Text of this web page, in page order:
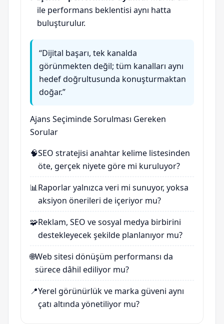
ile performans beklentisi aynı hatta
buluşturulur.
“Dijital başarı, tek kanalda
görünmekten değil; tüm kanalları aynı
hedef doğrultusunda konuşturmaktan
doğar.”
Ajans Seçiminde Sorulması Gereken
Sorular
🧠SEO stratejisi anahtar kelime listesinden
öte, gerçek niyete göre mi kuruluyor?
📊Raporlar yalnızca veri mi sunuyor, yoksa
aksiyon önerileri de içeriyor mu?
🧩Reklam, SEO ve sosyal medya birbirini
destekleyecek şekilde planlanıyor mu?
🌐Web sitesi dönüşüm performansı da
sürece dâhil ediliyor mu?
📍Yerel görünürlük ve marka güveni aynı
çatı altında yönetiliyor mu?